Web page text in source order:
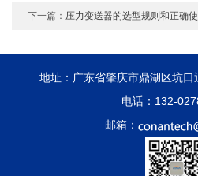
下一篇： 压力变送器的选型规则和正确
地址：广东省肇庆市鼎湖区坑
电话：132-
183-
邮箱：